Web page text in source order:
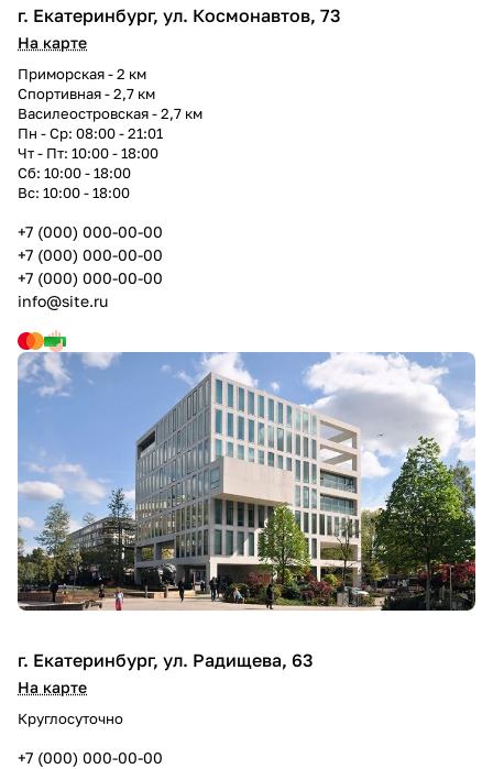
г. Екатеринбург, ул. Космонавтов, 73
На карте
Приморская - 2 км
Спортивная - 2,7 км
Василеостровская - 2,7 км
Пн - Ср: 08:00 - 21:01
Чт - Пт: 10:00 - 18:00
Сб: 10:00 - 18:00
Вс: 10:00 - 18:00
+7 (000) 000-00-00
+7 (000) 000-00-00
+7 (000) 000-00-00
info@site.ru
г. Екатеринбург, ул. Радищева, 63
На карте
Круглосуточно
+7 (000) 000-00-00